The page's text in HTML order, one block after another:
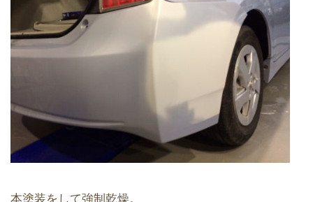
本塗装をして強制乾燥。